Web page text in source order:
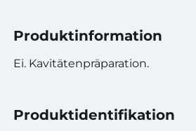
Produktinformation
Ei. Kavitätenpräparation.
Produktidentifikation